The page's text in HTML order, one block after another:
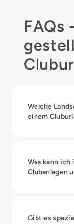
FAQs
Welche
einem
Was kann ich
Clubanlagen
Gibt es